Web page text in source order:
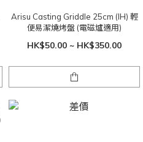
Arisu Casting Griddle 25cm (IH) 輕
便易潔燒烤盤 (電磁爐適用)
HK$50.00 ~ HK$350.00